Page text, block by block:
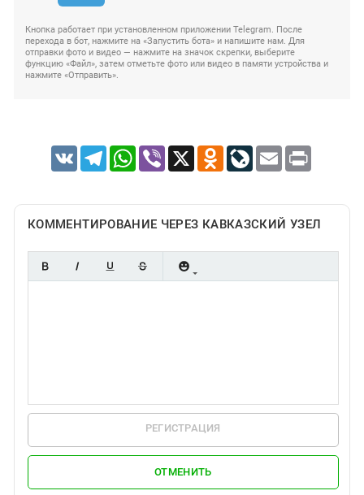
Кнопка работает при установленном приложении Telegram. После
перехода в бот, нажмите на «Запустить бота» и напишите нам. Для
отправки фото и видео — нажмите на значок скрепки, выберите
функцию «Файл», затем отметьте фото или видео в памяти устройства и
нажмите «Отправить».
VK TelegramWhatsApp
Viber X Odnoklassniki
LiveJournal
Email Print
КОММЕНТИРОВАНИЕ ЧЕРЕЗ КАВКАЗСКИЙ УЗЕЛ
РЕГИСТРАЦИЯ
ОТМЕНИТЬ